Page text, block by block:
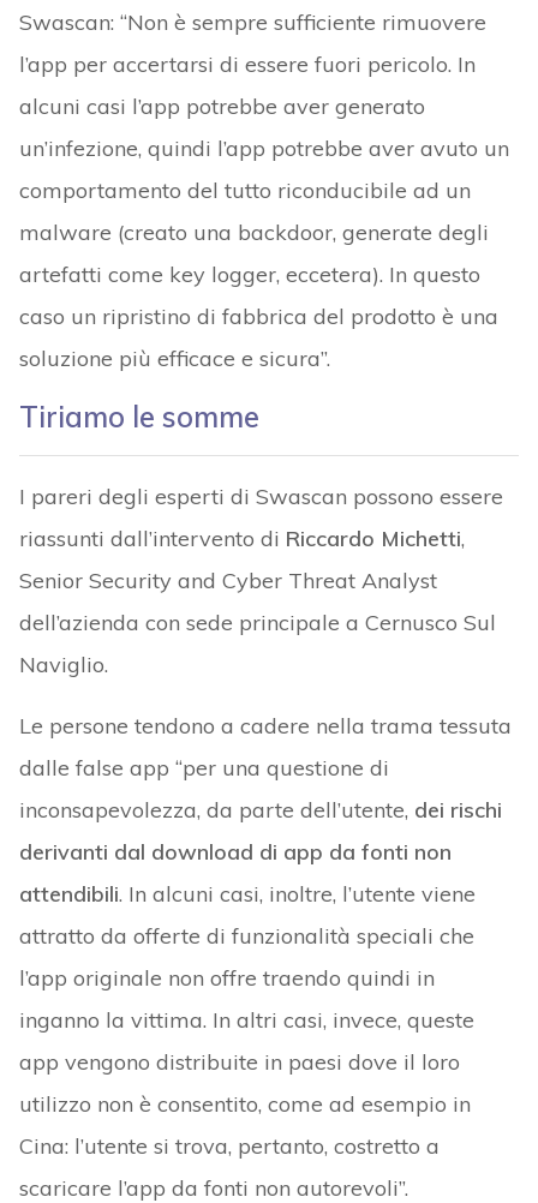
Swascan: “Non è sempre sufficiente rimuovere
l’app per accertarsi di essere fuori pericolo. In
alcuni casi l’app potrebbe aver generato
un’infezione, quindi l’app potrebbe aver avuto un
comportamento del tutto riconducibile ad un
malware (creato una backdoor, generate degli
artefatti come key logger, eccetera). In questo
caso un ripristino di fabbrica del prodotto è una
soluzione più efficace e sicura”.
Tiriamo le somme
I pareri degli esperti di Swascan possono essere
riassunti dall’intervento di Riccardo Michetti,
Senior Security and Cyber Threat Analyst
dell’azienda con sede principale a Cernusco Sul
Naviglio.
Le persone tendono a cadere nella trama tessuta
dalle false app “per una questione di
inconsapevolezza, da parte dell’utente, dei rischi
derivanti dal download di app da fonti non
attendibili. In alcuni casi, inoltre, l’utente viene
attratto da offerte di funzionalità speciali che
l’app originale non offre traendo quindi in
inganno la vittima. In altri casi, invece, queste
app vengono distribuite in paesi dove il loro
utilizzo non è consentito, come ad esempio in
Cina: l’utente si trova, pertanto, costretto a
scaricare l’app da fonti non autorevoli”.